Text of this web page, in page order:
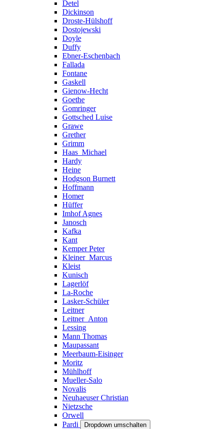
Detel
Dickinson
Droste-Hülshoff
Dostojewski
Doyle
Duffy
Ebner-Eschenbach
Fallada
Fontane
Gaskell
Gienow-Hecht
Goethe
Gomringer
Gottsched Luise
Grawe
Grether
Grimm
Haas_Michael
Hardy
Heine
Hodgson Burnett
Hoffmann
Homer
Hüffer
Imhof Agnes
Janosch
Kafka
Kant
Kemper Peter
Kleiner_Marcus
Kleist
Kunisch
Lagerlöf
La-Roche
Lasker-Schüler
Leitner
Leitner_Anton
Lessing
Mann Thomas
Maupassant
Meerbaum-Eisinger
Moritz
Mühlhoff
Mueller-Salo
Novalis
Neuhaeuser Christian
Nietzsche
Orwell
Pardi
Dropdown umschalten